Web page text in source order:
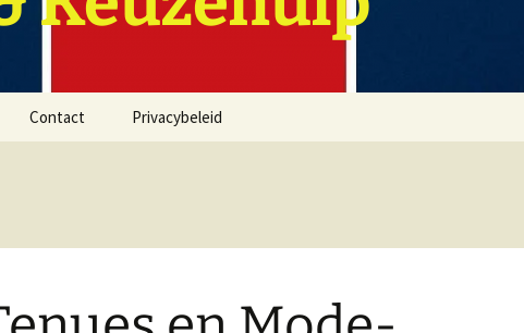
Contact Privacybeleid